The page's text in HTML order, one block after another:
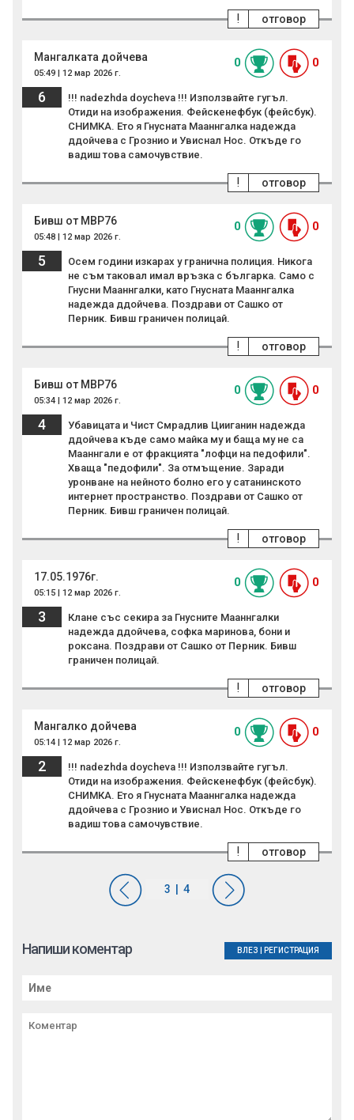
отговор
!
Мангалката дойчева
05:49 | 12 мар 2026 г.
0 0
6
!!! nadezhda doycheva !!! Използвайте гугъл.
Отиди на изображения. Фейскенефбук (фейсбук).
СНИМКА. Ето я Гнусната Мааннгалка надежда
ддойчева с Грознио и Увиснал Нос. Откъде го
вадиш това самочувствие.
отговор
!
Бивш от МВР76
05:48 | 12 мар 2026 г.
0 0
5
Осем години изкарах у гранична полиция. Никога
не съм таковал имал връзка с българка. Само с
Гнусни Мааннгалки, като Гнусната Мааннгалка
надежда ддойчева. Поздрави от Сашко от
Перник. Бивш граничен полицай.
отговор
!
Бивш от МВР76
05:34 | 12 мар 2026 г.
0 0
4
Убавицата и Чист Смрадлив Цииганин надежда
ддойчева къде само майка му и баща му не са
Мааннгали е от фракцията "лофци на педофили".
Хваща "педофили". За отмъщение. Заради
уронване на нейното болно его у сатанинското
интернет пространство. Поздрави от Сашко от
Перник. Бивш граничен полицай.
отговор
!
17.05.1976г.
05:15 | 12 мар 2026 г.
0 0
3
Клане със секира за Гнусните Мааннгалки
надежда ддойчева, софка маринова, бони и
роксана. Поздрави от Сашко от Перник. Бивш
граничен полицай.
отговор
!
Мангалко дойчева
05:14 | 12 мар 2026 г.
0 0
2
!!! nadezhda doycheva !!! Използвайте гугъл.
Отиди на изображения. Фейскенефбук (фейсбук).
СНИМКА. Ето я Гнусната Мааннгалка надежда
ддойчева с Грознио и Увиснал Нос. Откъде го
вадиш това самочувствие.
отговор
!
Напиши коментар ВЛЕЗ РЕГИСТРАЦИЯ